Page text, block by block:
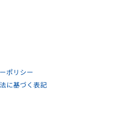
ポリシー
に基づく表記